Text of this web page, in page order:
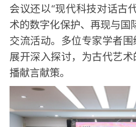
会议还以“现代科技对话古
术的数字化保护、再现与国
交流活动。多位专家学者
展开深入探讨，为古代艺
播献言献策。